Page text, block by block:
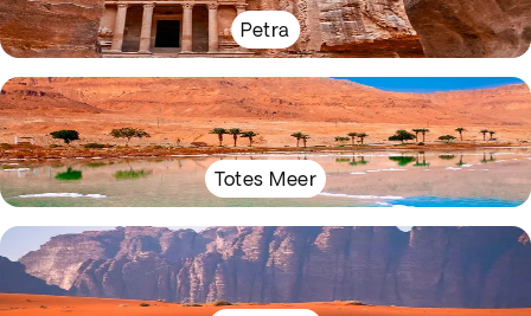
Petra
Totes Meer